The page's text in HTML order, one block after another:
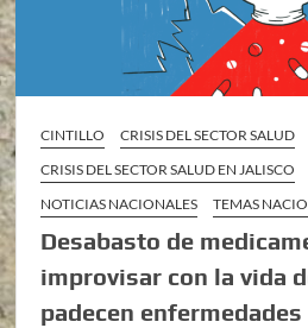
CINTILLO
CRISIS DEL SECTOR SALUD
CRISIS DEL SECTOR SALUD EN JALISCO
NOTICIAS NACIONALES
TEMAS
Desabasto de
improvisar con la vida
padecen